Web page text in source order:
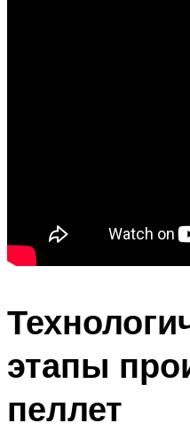
этапы
пеллет